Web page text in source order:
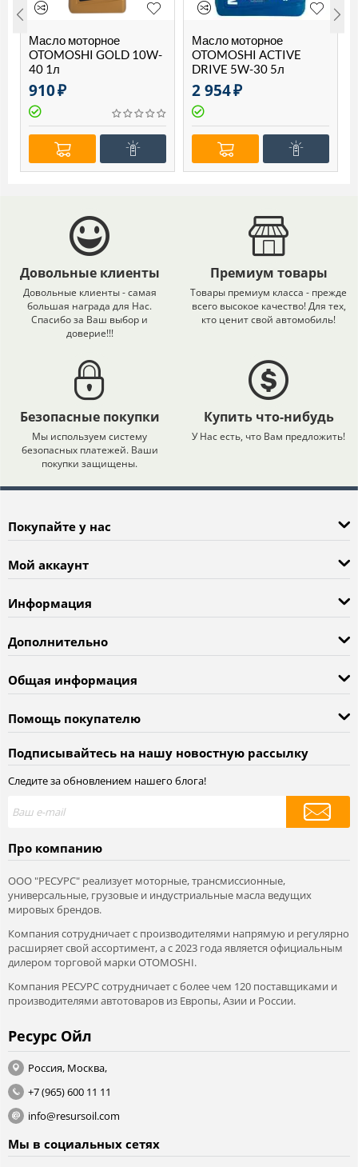
Масло моторное
OTOMOSHI GOLD 10W-
40 1л
910₽
Масло моторное
OTOMOSHI ACTIVE
DRIVE 5W-30 5л
2 954₽
Довольные клиенты
Довольные клиенты - самая
большая награда для Нас.
Спасибо за Ваш выбор и
доверие!!!
Премиум товары
Товары премиум класса - прежде
всего высокое качество! Для тех,
кто ценит свой автомобиль!
Безопасные покупки
Мы используем систему
безопасных платежей. Ваши
покупки защищены.
Купить что-нибудь
У Нас есть, что Вам предложить!
Покупайте у нас
Мой аккаунт
Информация
Дополнительно
Общая информация
Помощь покупателю
Подписывайтесь на нашу новостную рассылку
Следите за обновлением нашего блога!
Про компанию
ООО "РЕСУРС" реализует моторные, трансмиссионные,
универсальные, грузовые и индустриальные масла ведущих
мировых брендов.
Компания сотрудничает с производителями напрямую и регулярно
расширяет свой ассортимент, а с 2023 года является официальным
дилером торговой марки OTOMOSHI.
Компания РЕСУРС сотрудничает с более чем 120 поставщиками и
производителями автотоваров из Европы, Азии и России.
Ресурс Ойл
Россия, Москва,
+7 (965) 600 11 11
info@resursoil.com
Мы в социальных сетях